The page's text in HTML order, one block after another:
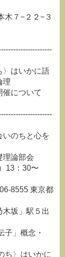
７−２２−３
はいかに語
理
について
いのちと心を
理論部会
13：30〜
8555 東京都
坂」駅５出
子」概念・
ち〉はいかに